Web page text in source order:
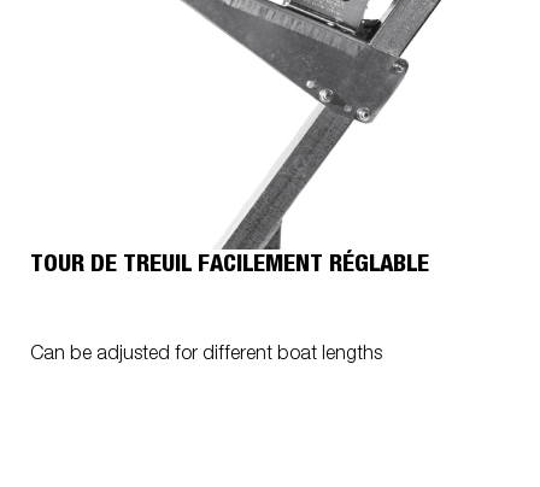
TOUR DE TREUIL FACILEMENT RÉGLABLE
Can be adjusted for different boat lengths